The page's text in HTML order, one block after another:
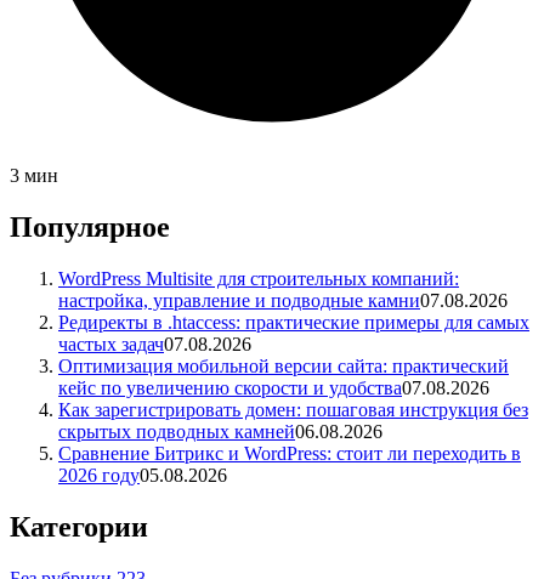
3 мин
Популярное
WordPress Multisite для строительных компаний:
настройка, управление и подводные камни07.08.2026
Редиректы в .htaccess: практические примеры для самых
частых задач07.08.2026
Оптимизация мобильной версии сайта: практический
кейс по увеличению скорости и удобства07.08.2026
Как зарегистрировать домен: пошаговая инструкция без
скрытых подводных камней06.08.2026
Сравнение Битрикс и WordPress: стоит ли переходить в
2026 году05.08.2026
Категории